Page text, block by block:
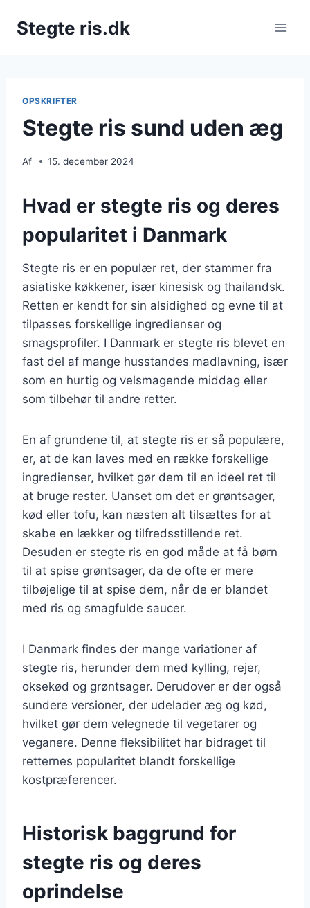
Stegte ris.dk
OPSKRIFTER
Stegte ris sund uden æg
Af 15. december 2024
Hvad er stegte ris og deres
popularitet i Danmark
Stegte ris er en populær ret, der stammer fra
asiatiske køkkener, især kinesisk og thailandsk.
Retten er kendt for sin alsidighed og evne til at
tilpasses forskellige ingredienser og
smagsprofiler. I Danmark er stegte ris blevet en
fast del af mange husstandes madlavning, især
som en hurtig og velsmagende middag eller
som tilbehør til andre retter.
En af grundene til, at stegte ris er så populære,
er, at de kan laves med en række forskellige
ingredienser, hvilket gør dem til en ideel ret til
at bruge rester. Uanset om det er grøntsager,
kød eller tofu, kan næsten alt tilsættes for at
skabe en lækker og tilfredsstillende ret.
Desuden er stegte ris en god måde at få børn
til at spise grøntsager, da de ofte er mere
tilbøjelige til at spise dem, når de er blandet
med ris og smagfulde saucer.
I Danmark findes der mange variationer af
stegte ris, herunder dem med kylling, rejer,
oksekød og grøntsager. Derudover er der også
sundere versioner, der udelader æg og kød,
hvilket gør dem velegnede til vegetarer og
veganere. Denne fleksibilitet har bidraget til
retternes popularitet blandt forskellige
kostpræferencer.
Historisk baggrund for
stegte ris og deres
oprindelse